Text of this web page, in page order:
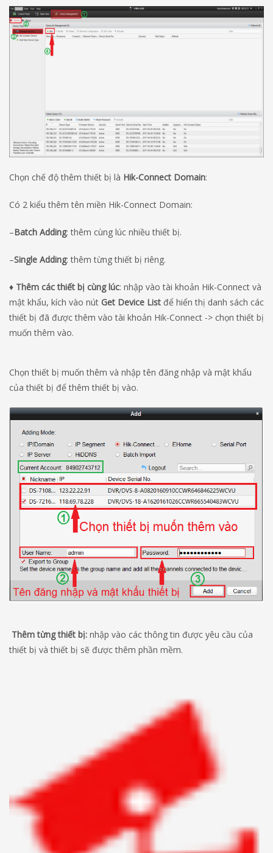
Chọn chế độ thêm thiết bị là Hik-Connect Domain:
Có 2 kiểu thêm tên miền Hik-Connect Domain:
–Batch Adding: thêm cùng lúc nhiều thiết bị.
–Single Adding: thêm từng thiết bị riêng.
♦ Thêm các thiết bị cùng lúc: nhập vào tài khoản Hik-Connect và
mật khẩu, kích vào nút Get Device List để hiển thị danh sách các
thiết bị đã được thêm vào tài khoản Hik-Connect -> chọn thiết bị
muốn thêm vào.
Chọn thiết bị muốn thêm và nhập tên đăng nhập và mật khẩu
của thiết bị để thêm thiết bị vào.
Thêm từng thiết bị: nhập vào các thông tin được yêu cầu của
thiết bị và thiết bị sẽ được thêm phần mềm.